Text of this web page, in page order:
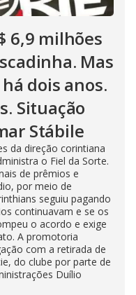
6,9 milhões
Mas
dois anos.
Situação
Stábile
da direção corintiana
o Fiel da Sorte.
de prêmios e
por meio de
seguiu pagando
continuavam e se os
o acordo e exige
A promotoria
com a retirada de
do clube por parte de
Duílio